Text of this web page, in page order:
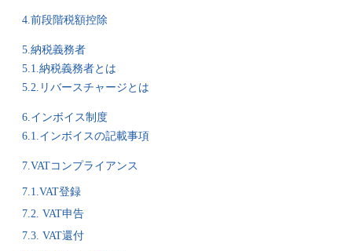
4.前段階税額控除
5.納税義務者
5.1.納税義務者とは
5.2.リバースチャージとは
6.インボイス制度
6.1.インボイスの記載事項
7.VATコンプライアンス
7.1.VAT登録
7.2. VAT申告
7.3. VAT還付